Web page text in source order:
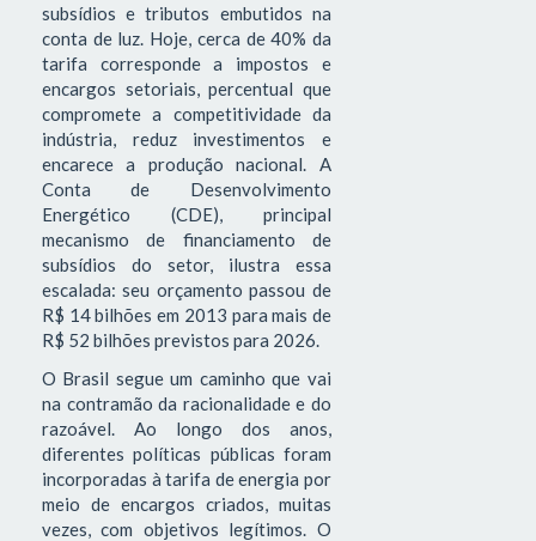
subsídios e tributos embutidos na
conta de luz. Hoje, cerca de 40% da
tarifa corresponde a impostos e
encargos setoriais, percentual que
compromete a competitividade da
indústria, reduz investimentos e
encarece a produção nacional. A
Conta de Desenvolvimento
Energético (CDE), principal
mecanismo de financiamento de
subsídios do setor, ilustra essa
escalada: seu orçamento passou de
R$ 14 bilhões em 2013 para mais de
R$ 52 bilhões previstos para 2026.
O Brasil segue um caminho que vai
na contramão da racionalidade e do
razoável. Ao longo dos anos,
diferentes políticas públicas foram
incorporadas à tarifa de energia por
meio de encargos criados, muitas
vezes, com objetivos legítimos. O